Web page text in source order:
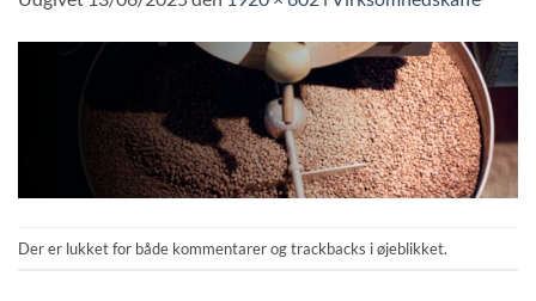
Der er lukket for både kommentarer og trackbacks i øjeblikket.